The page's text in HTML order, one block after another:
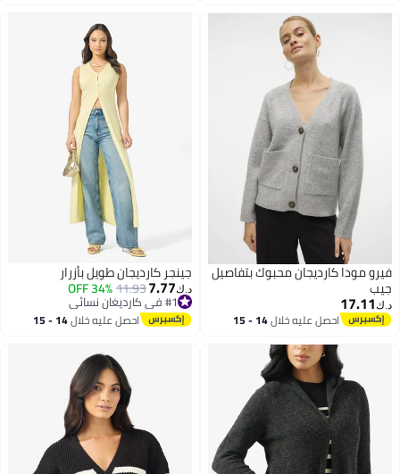
فيرو مودا كارديجان محبوك بتفاصيل
جيب
د.ك‏17.11
احصل عليه خلال 14 - 15
اغسطس
جينجر كارديجان طويل بأزرار
د.ك‏7.77
11.93
34% OFF #1 في كارديغان نسائي
أقل سعر في 7 يوم
#1 في كارديغان نسائي احصل عليه خلال 14 - 15
اغسطس